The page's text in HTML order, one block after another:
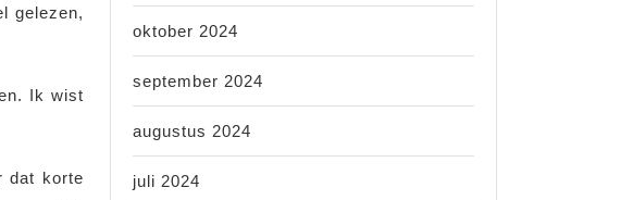
gelezen,
Ik wist
dat korte
oktober 2024
september 2024
augustus 2024
juli 2024